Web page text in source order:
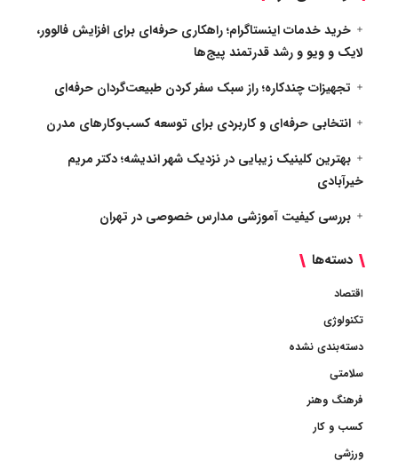
خرید خدمات اینستاگرام؛ راهکاری حرفه‌ای برای افزایش فالوور،
لایک و ویو و رشد قدرتمند پیج‌ها
تجهیزات چندکاره؛ راز سبک سفر کردن طبیعت‌گردان حرفه‌ای
انتخابی حرفه‌ای و کاربردی برای توسعه کسب‌وکارهای مدرن
بهترین کلینیک زیبایی در نزدیک شهر اندیشه؛ دکتر مریم
خیرآبادی
بررسی کیفیت آموزشی مدارس خصوصی در تهران
دسته‌ها
اقتصاد
تکنولوژی
دسته‌بندی نشده
سلامتی
فرهنگ وهنر
کسب و کار
ورزشی